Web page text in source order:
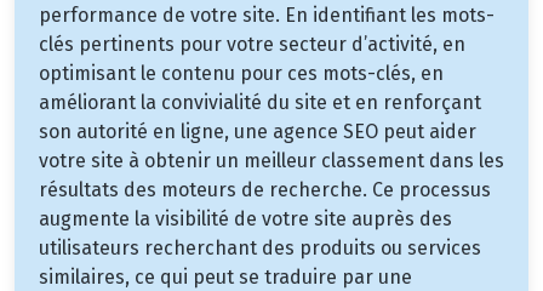
performance de votre site. En identifiant les mots-
clés pertinents pour votre secteur d’activité, en
optimisant le contenu pour ces mots-clés, en
améliorant la convivialité du site et en renforçant
son autorité en ligne, une agence SEO peut aider
votre site à obtenir un meilleur classement dans les
résultats des moteurs de recherche. Ce processus
augmente la visibilité de votre site auprès des
utilisateurs recherchant des produits ou services
similaires, ce qui peut se traduire par une